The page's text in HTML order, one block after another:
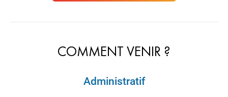
COMMENT VENIR ?
Administratif